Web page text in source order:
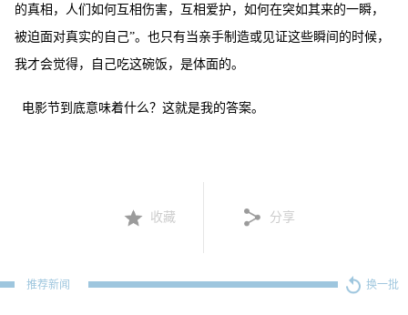
的真相，人们如何互相伤害，互相爱护，如何在突如其来的一瞬，
被迫面对真实的自己”。也只有当亲手制造或见证这些瞬间的时候，
我才会觉得，自己吃这碗饭，是体面的。
电影节到底意味着什么？这就是我的答案。
收藏 分享
推荐新闻 换一批